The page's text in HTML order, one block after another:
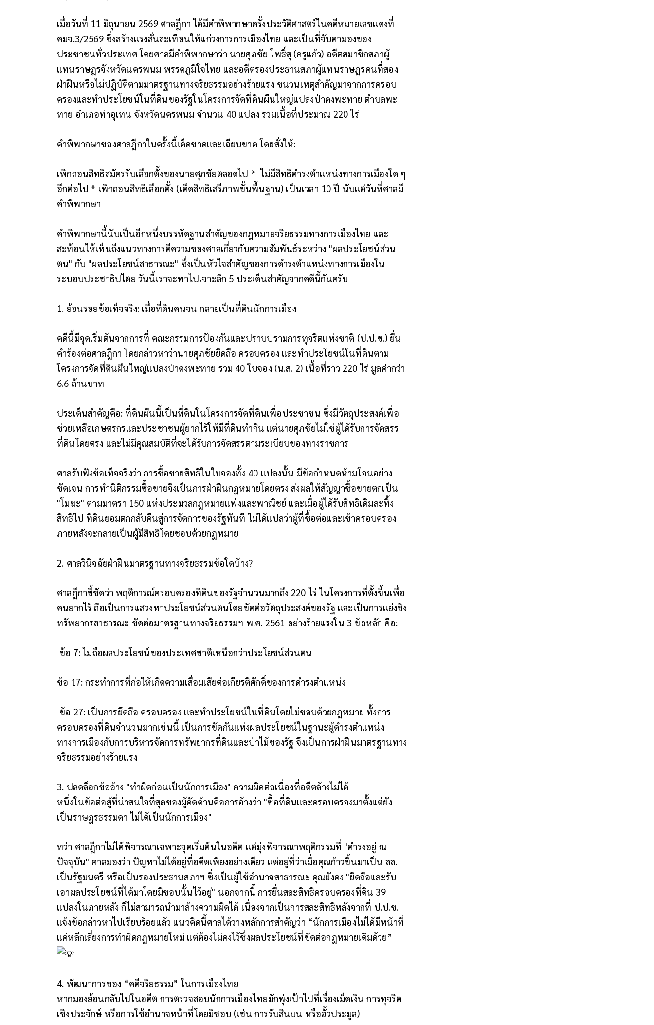
เมื่อวันที่ 11 มิถุนายน 2569 ศาลฎีกา ได้มีคำพิพากษาครั้งประวัติศาสตร์ในคดีหมายเลขแดงที่
คมจ.3/2569 ซึ่งสร้างแรงสั่นสะเทือนให้แก่วงการการเมืองไทย และเป็นที่จับตามองของ
ประชาชนทั่วประเทศ โดยศาลมีคำพิพากษาว่า นายศุภชัย โพธิ์สุ (ครูแก้ว) อดีตสมาชิกสภาผู้
แทนราษฎรจังหวัดนครพนม พรรคภูมิใจไทย และอดีตรองประธานสภาผู้แทนราษฎรคนที่สอง
ฝ่าฝืนหรือไม่ปฏิบัติตามมาตรฐานทางจริยธรรมอย่างร้ายแรง ชนวนเหตุสำคัญมาจากการครอบ
ครองและทำประโยชน์ในที่ดินของรัฐในโครงการจัดที่ดินผืนใหญ่แปลงป่าดงพะทาย ตำบลพะ
ทาย อำเภอท่าอุเทน จังหวัดนครพนม จำนวน 40 แปลง รวมเนื้อที่ประมาณ 220 ไร่
คำพิพากษาของศาลฎีกาในครั้งนี้เด็ดขาดและเฉียบขาด โดยสั่งให้:
เพิกถอนสิทธิสมัครรับเลือกตั้งของนายศุภชัยตลอดไป * ไม่มีสิทธิดำรงตำแหน่งทางการเมืองใด ๆ
อีกต่อไป * เพิกถอนสิทธิเลือกตั้ง (เด็ดสิทธิเสรีภาพขั้นพื้นฐาน) เป็นเวลา 10 ปี นับแต่วันที่ศาลมี
คำพิพากษา
คำพิพากษานี้นับเป็นอีกหนึ่งบรรทัดฐานสำคัญของกฎหมายจริยธรรมทางการเมืองไทย และ
สะท้อนให้เห็นถึงแนวทางการตีความของศาลเกี่ยวกับความสัมพันธ์ระหว่าง "ผลประโยชน์ส่วน
ตน" กับ "ผลประโยชน์สาธารณะ" ซึ่งเป็นหัวใจสำคัญของการดำรงตำแหน่งทางการเมืองใน
ระบอบประชาธิปไตย วันนี้เราจะพาไปเจาะลึก 5 ประเด็นสำคัญจากคดีนี้กันครับ
1. ย้อนรอยข้อเท็จจริง: เมื่อที่ดินคนจน กลายเป็นที่ดินนักการเมือง
คดีนี้มีจุดเริ่มต้นจากการที่ คณะกรรมการป้องกันและปราบปรามการทุจริตแห่งชาติ (ป.ป.ช.) ยื่น
คำร้องต่อศาลฎีกา โดยกล่าวหาว่านายศุภชัยยึดถือ ครอบครอง และทำประโยชน์ในที่ดินตาม
โครงการจัดที่ดินผืนใหญ่แปลงป่าดงพะทาย รวม 40 ใบจอง (น.ส. 2) เนื้อที่ราว 220 ไร่ มูลค่ากว่า
6.6 ล้านบาท
ประเด็นสำคัญคือ: ที่ดินผืนนี้เป็นที่ดินในโครงการจัดที่ดินเพื่อประชาชน ซึ่งมีวัตถุประสงค์เพื่อ
ช่วยเหลือเกษตรกรและประชาชนผู้ยากไร้ให้มีที่ดินทำกิน แต่นายศุภชัยไม่ใช่ผู้ได้รับการจัดสรร
ที่ดินโดยตรง และไม่มีคุณสมบัติที่จะได้รับการจัดสรรตามระเบียบของทางราชการ
ศาลรับฟังข้อเท็จจริงว่า การซื้อขายสิทธิในใบจองทั้ง 40 แปลงนั้น มีข้อกำหนดห้ามโอนอย่าง
ชัดเจน การทำนิติกรรมซื้อขายจึงเป็นการฝ่าฝืนกฎหมายโดยตรง ส่งผลให้สัญญาซื้อขายตกเป็น
"โมฆะ" ตามมาตรา 150 แห่งประมวลกฎหมายแพ่งและพาณิชย์ และเมื่อผู้ได้รับสิทธิเดิมละทิ้ง
สิทธิไป ที่ดินย่อมตกกลับคืนสู่การจัดการของรัฐทันที ไม่ได้แปลว่าผู้ที่ซื้อต่อและเข้าครอบครอง
ภายหลังจะกลายเป็นผู้มีสิทธิโดยชอบด้วยกฎหมาย
2. ศาลวินิจฉัยฝ่าฝืนมาตรฐานทางจริยธรรมข้อใดบ้าง?
ศาลฎีกาชี้ชัดว่า พฤติการณ์ครอบครองที่ดินของรัฐจำนวนมากถึง 220 ไร่ ในโครงการที่ตั้งขึ้นเพื่อ
คนยากไร้ ถือเป็นการแสวงหาประโยชน์ส่วนตนโดยขัดต่อวัตถุประสงค์ของรัฐ และเป็นการแย่งชิง
ทรัพยากรสาธารณะ ขัดต่อมาตรฐานทางจริยธรรมฯ พ.ศ. 2561 อย่างร้ายแรงใน 3 ข้อหลัก คือ:
ข้อ 7: ไม่ถือผลประโยชน์ของประเทศชาติเหนือกว่าประโยชน์ส่วนตน
ข้อ 17: กระทำการที่ก่อให้เกิดความเสื่อมเสียต่อเกียรติศักดิ์ของการดำรงตำแหน่ง
ข้อ 27: เป็นการยึดถือ ครอบครอง และทำประโยชน์ในที่ดินโดยไม่ชอบด้วยกฎหมาย ทั้งการ
ครอบครองที่ดินจำนวนมากเช่นนี้ เป็นการขัดกันแห่งผลประโยชน์ในฐานะผู้ดำรงตำแหน่ง
ทางการเมืองกับการบริหารจัดการทรัพยากรที่ดินและป่าไม้ของรัฐ จึงเป็นการฝ่าฝืนมาตรฐานทาง
จริยธรรมอย่างร้ายแรง
3. ปลดล็อกข้ออ้าง "ทำผิดก่อนเป็นนักการเมือง" ความผิดต่อเนื่องที่อดีตล้างไม่ได้
หนึ่งในข้อต่อสู้ที่น่าสนใจที่สุดของผู้คัดค้านคือการอ้างว่า "ซื้อที่ดินและครอบครองมาตั้งแต่ยัง
เป็นราษฎรธรรมดา ไม่ได้เป็นนักการเมือง"
ทว่า ศาลฎีกาไม่ได้พิจารณาเฉพาะจุดเริ่มต้นในอดีต แต่มุ่งพิจารณาพฤติกรรมที่ "ดำรงอยู่ ณ
ปัจจุบัน" ศาลมองว่า ปัญหาไม่ได้อยู่ที่อดีตเพียงอย่างเดียว แต่อยู่ที่ว่าเมื่อคุณก้าวขึ้นมาเป็น สส.
เป็นรัฐมนตรี หรือเป็นรองประธานสภาฯ ซึ่งเป็นผู้ใช้อำนาจสาธารณะ คุณยังคง "ยึดถือและรับ
เอาผลประโยชน์ที่ได้มาโดยมิชอบนั้นไว้อยู่" นอกจากนี้ การยื่นสละสิทธิครอบครองที่ดิน 39
แปลงในภายหลัง ก็ไม่สามารถนำมาล้างความผิดได้ เนื่องจากเป็นการสละสิทธิหลังจากที่ ป.ป.ช.
แจ้งข้อกล่าวหาไปเรียบร้อยแล้ว แนวคิดนี้ศาลได้วางหลักการสำคัญว่า “นักการเมืองไม่ได้มีหน้าที่
แค่หลีกเลี่ยงการทำผิดกฎหมายใหม่ แต่ต้องไม่คงไว้ซึ่งผลประโยชน์ที่ขัดต่อกฎหมายเดิมด้วย”
4. พัฒนาการของ “คดีจริยธรรม” ในการเมืองไทย
หากมองย้อนกลับไปในอดีต การตรวจสอบนักการเมืองไทยมักพุ่งเป้าไปที่เรื่องเม็ดเงิน การทุจริต
เชิงประจักษ์ หรือการใช้อำนาจหน้าที่โดยมิชอบ (เช่น การรับสินบน หรือฮั้วประมูล)